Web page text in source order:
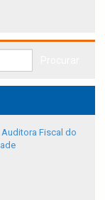
Fiscal do